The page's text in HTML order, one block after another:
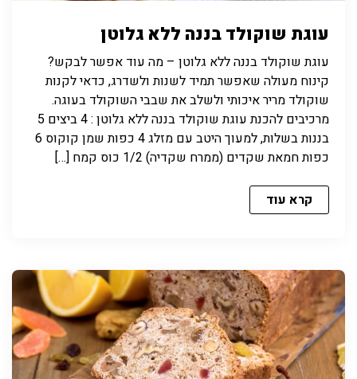
עוגת שוקולד בננה ללא גלוטן
עוגת שוקולד בננה ללא גלוטן – מה עוד אפשר לבקש?
קינוח מעולה שאפשר תמיד לשנות ולשדרג, כדאי לקנות
שוקולד מריר איכותי ולשלב את שבבי השוקולד בעוגה.
מרכיבים להכנת עוגת שוקולד בננה ללא גלוטן : 4 ביצים 5
בננות בשלות, למעוך היטב עם מזלג 4 כפות שמן קוקוס 6
כפות חמאת שקדים (ממרח שקדיה) 1/2 כוס קמח […]
קרא עוד